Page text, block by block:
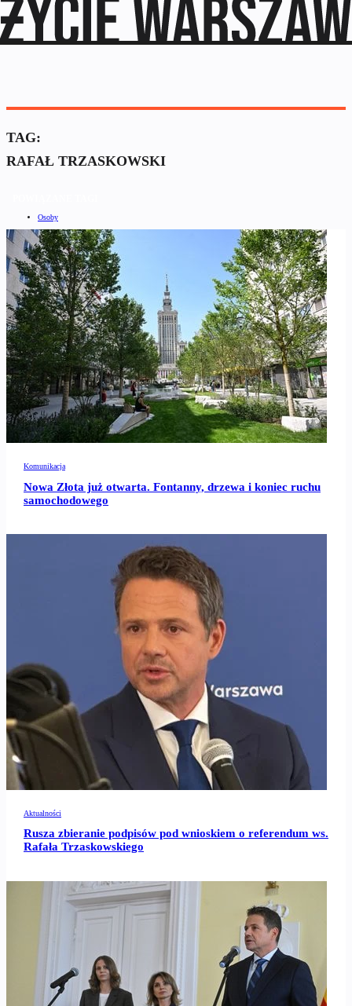
TAG:
RAFAŁ TRZASKOWSKI
Osoby
Komunikacja
Nowa Złota już otwarta. Fontanny, drzewa i koniec ruchu
samochodowego
Aktualności
Rusza zbieranie podpisów pod wnioskiem o referendum ws.
Rafała Trzaskowskiego